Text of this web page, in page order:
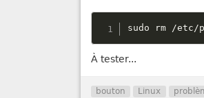
sudo rm /etc/
À tester...
bouton Linux